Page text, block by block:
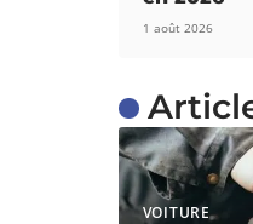
1 août 2026
VOITURE